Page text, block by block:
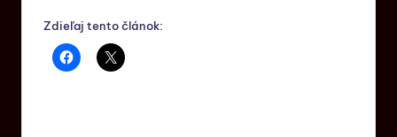
Zdieľaj tento článok: